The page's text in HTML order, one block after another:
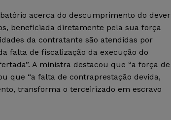
acerca do descumprimento do dever
beneficiada diretamente pela sua força
da contratante são atendidas por
falta de fiscalização da execução do
A ministra destacou que “a força de
que “a falta de contraprestação devida,
transforma o terceirizado em escravo